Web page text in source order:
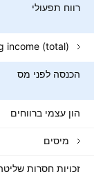
רווח תפעולי
הכנסה לפני מס
הון עצמי ברווחים
מיסים